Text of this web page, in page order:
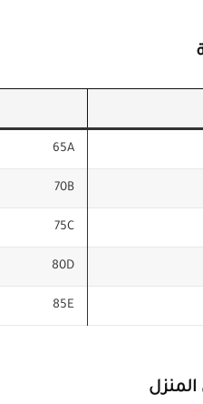
65A
70B
75C
80D
85E